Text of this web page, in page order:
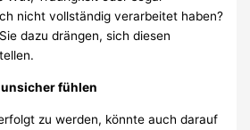
nicht vollständig verarbeitet haben?
dazu drängen, sich diesen
fühlen
zu werden, könnte auch darauf